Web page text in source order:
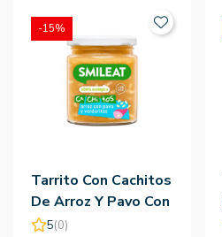
Tarrito Con Cachitos
De Arroz Y Pavo Con
Verduritas 230G -
5(0)
-15%